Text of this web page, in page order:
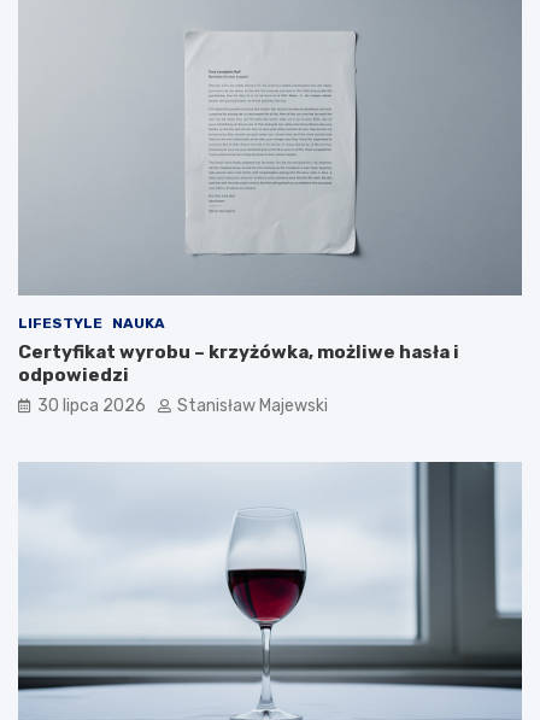
LIFESTYLE NAUKA
Certyfikat wyrobu – krzyżówka, możliwe hasła i
odpowiedzi
30 lipca 2026 Stanisław Majewski